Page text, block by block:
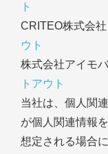
ト
CRITEO株式会社
ウト
株式会社アイモ
トアウト
当社は、個人関
が個人関連情報
想定される場合